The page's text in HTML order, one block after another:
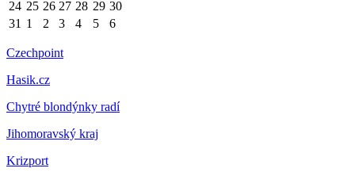
24 25 26 27 28 29 30
31 1 2 3 4 5 6
Czechpoint
Hasik.cz
Chytré blondýnky radí
Jihomoravský kraj
Krizport